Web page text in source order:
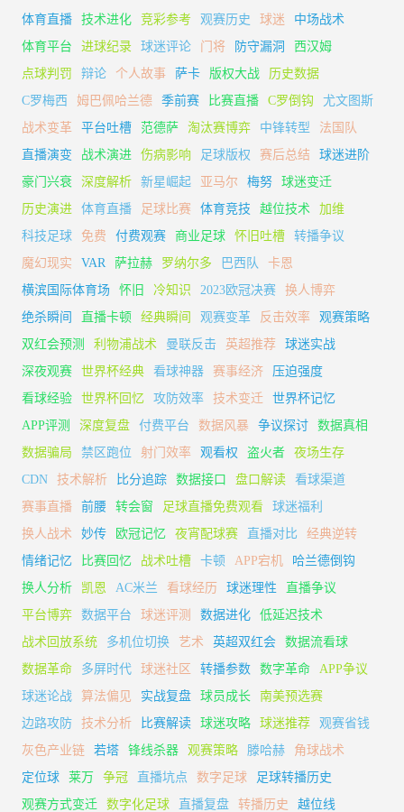
体育直播
技术进化 竞彩参考 观赛历史 球迷
中场战术
体育平台
进球纪录 球迷评论 门将 防守漏洞
西汉姆
点球判罚
辩论 个人故事 萨卡 版权大战
历史数据
C罗梅西
姆巴佩哈兰德 季前赛 比赛直播 C罗倒钩
尤文图斯
战术变革
平台吐槽 范德萨 淘汰赛博弈 中锋转型
法国队
直播演变
战术演进 伤病影响 足球版权 赛后总结
球迷进阶
豪门兴衰
深度解析 新星崛起 亚马尔 梅努
球迷变迁
历史演进
体育直播 足球比赛 体育竞技 越位技术
加维
科技足球
免费 付费观赛 商业足球 怀旧吐槽
转播争议
魔幻现实
VAR 萨拉赫 罗纳尔多 巴西队
卡恩
横滨国际体育场
怀旧 冷知识 2023欧冠决赛
换人博弈
绝杀瞬间
直播卡顿 经典瞬间 观赛变革 反击效率
观赛策略
双红会预测
利物浦战术 曼联反击 英超推荐
球迷实战
深夜观赛
世界杯经典 看球神器 赛事经济
压迫强度
看球经验
世界杯回忆 攻防效率 技术变迁
世界杯记忆
APP评测
深度复盘 付费平台 数据风暴 争议探讨
数据真相
数据骗局
禁区跑位 射门效率 观看权 盗火者
夜场生存
CDN
技术解析 比分追踪 数据接口 盘口解读
看球渠道
赛事直播
前腰 转会窗 足球直播免费观看
球迷福利
换人战术
妙传 欧冠记忆 夜宵配球赛 直播对比
经典逆转
情绪记忆
比赛回忆 战术吐槽 卡顿 APP宕机
哈兰德倒钩
换人分析
凯恩 AC米兰 看球经历 球迷理性
直播争议
平台博弈
数据平台 球迷评测 数据进化
低延迟技术
战术回放系统
多机位切换 艺术 英超双红会
数据流看球
数据革命
多屏时代 球迷社区 转播参数 数字革命
APP争议
球迷论战
算法偏见 实战复盘 球员成长
南美预选赛
边路攻防
技术分析 比赛解读 球迷攻略 球迷推荐
观赛省钱
灰色产业链
若塔 锋线杀器 观赛策略 滕哈赫
角球战术
定位球
莱万 争冠 直播坑点 数字足球
足球转播历史
观赛方式变迁
数字化足球 直播复盘 转播历史
越位线